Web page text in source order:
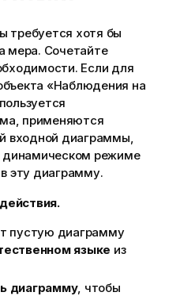
требуется хотя бы
мера. Сочетайте
Если для
«Наблюдения на
применяются
входной диаграммы,
динамическом режиме
эту диаграмму.
пустую диаграмму
языке из
диаграмму, чтобы